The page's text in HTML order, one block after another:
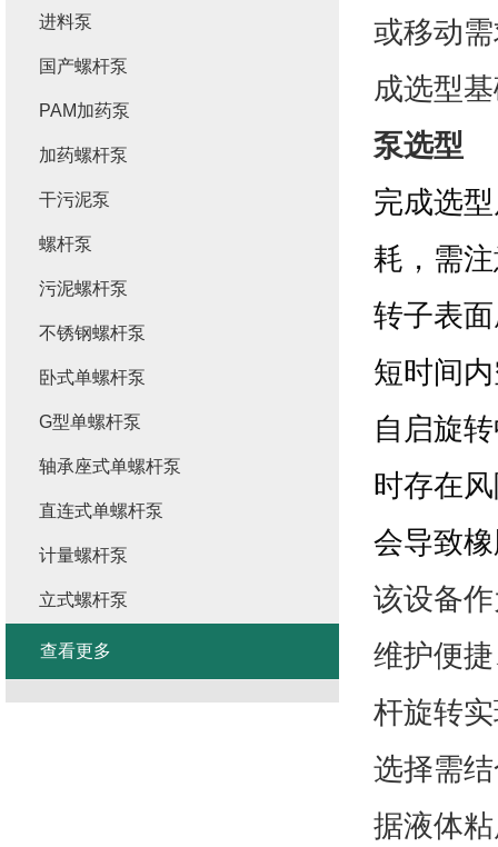
或移动
成选型
泵选型
完成选
耗，需
转子表
短时间
自启旋
时存在
会导致
该设备
维护便
杆旋转
选择需
据液体
进料泵
国产螺杆泵
PAM加药泵
加药螺杆泵
干污泥泵
螺杆泵
污泥螺杆泵
不锈钢螺杆泵
卧式单螺杆泵
G型单螺杆泵
轴承座式单螺杆泵
直连式单螺杆泵
计量螺杆泵
立式螺杆泵
查看更多